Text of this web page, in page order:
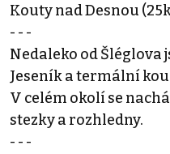
Kouty nad Desnou
- - -
Nedaleko od Šléglova
Jeseník a termální
V celém okolí se
stezky a rozhledny.
- - -